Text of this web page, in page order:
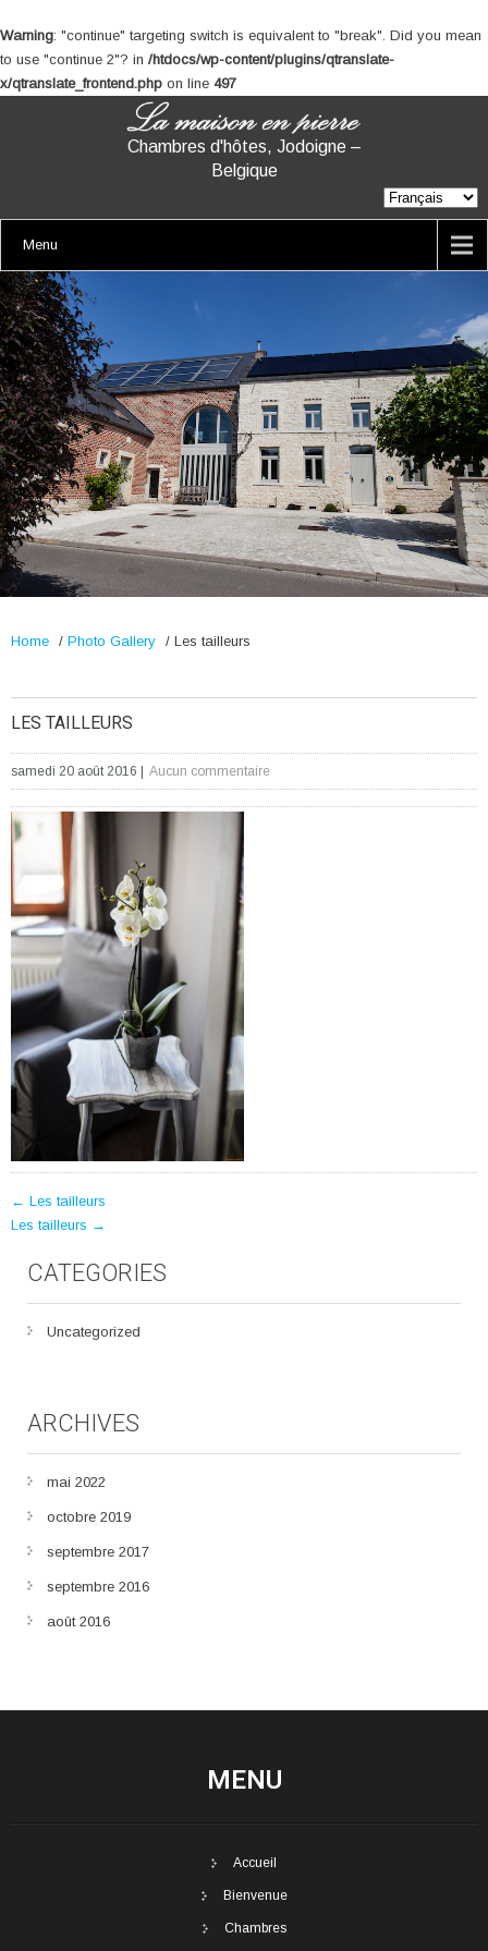
Warning: "continue" targeting switch is equivalent to "break". Did you mean
to use "continue 2"? in /htdocs/wp-content/plugins/qtranslate-
x/qtranslate_frontend.php on line 497
Chambres d'hôtes, Jodoigne –
Belgique
Menu
Home / Photo Gallery / Les tailleurs
LES TAILLEURS
samedi 20 août 2016 Aucun commentaire
POST
NAVIGATION
← Les tailleurs
Les tailleurs →
CATEGORIES
Uncategorized
ARCHIVES
mai 2022
octobre 2019
septembre 2017
septembre 2016
août 2016
MENU
Accueil
Bienvenue
Chambres